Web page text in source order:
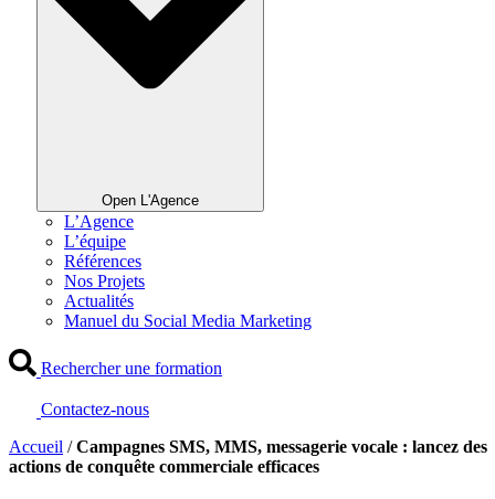
Open L'Agence
L’Agence
L’équipe
Références
Nos Projets
Actualités
Manuel du Social Media Marketing
Rechercher une formation
Contactez-nous
Accueil /Campagnes SMS, MMS, messagerie vocale : lancez des
actions de conquête commerciale efficaces